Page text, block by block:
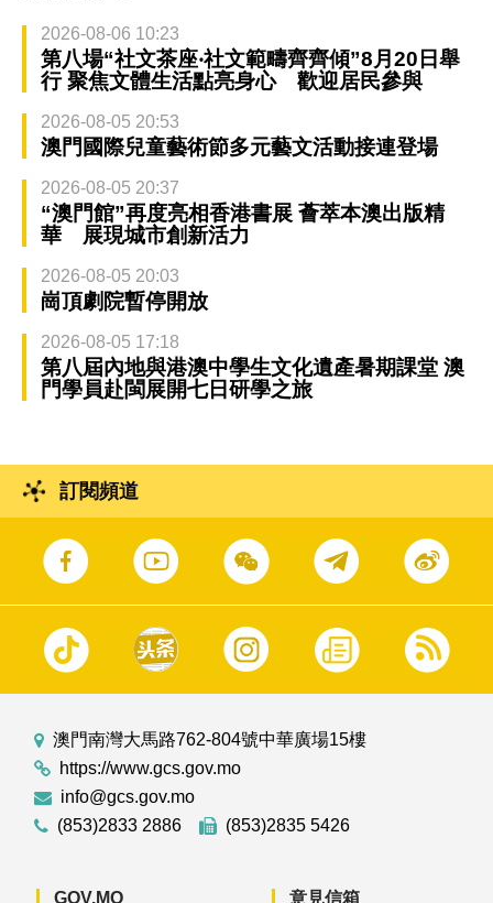
2026-08-06 10:23
第八場“社文茶座‧社文範疇齊齊傾”8月20日舉
行 聚焦文體生活點亮身心 歡迎居民參與
2026-08-05 20:53
澳門國際兒童藝術節多元藝文活動接連登場
2026-08-05 20:37
“澳門館”再度亮相香港書展 薈萃本澳出版精
華 展現城市創新活力
2026-08-05 20:03
崗頂劇院暫停開放
2026-08-05 17:18
第八屆內地與港澳中學生文化遺產暑期課堂 澳
門學員赴閩展開七日研學之旅
訂閱頻道
澳門南灣大馬路762-804號中華廣場15樓
https://www.gcs.gov.mo
info@gcs.gov.mo
(853)2833 2886
(853)2835 5426
GOV.MO 意見信箱